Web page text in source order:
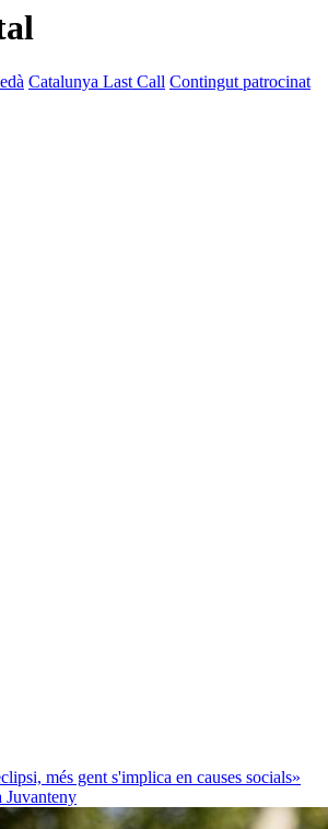
Catalunya Last Call Contingut patrocinat
més gent s'implica en causes socials»
Juvanteny